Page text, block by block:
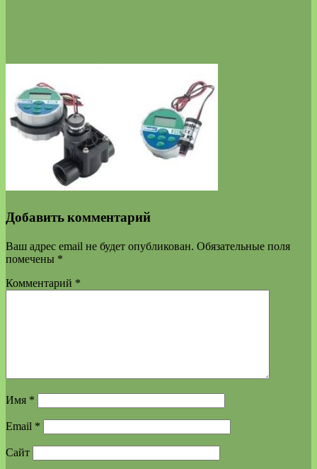
Добавить комментарий
Ваш адрес email не будет опубликован. Обязательные поля
помечены *
Комментарий *
Имя *
Email *
Сайт